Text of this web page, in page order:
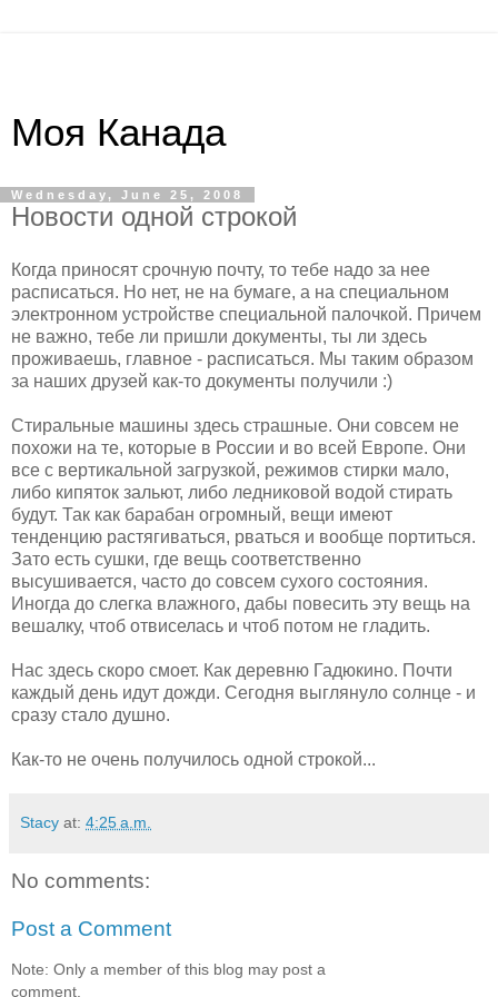
Моя Канада
Wednesday, June 25, 2008
Новости одной строкой
Когда приносят срочную почту, то тебе надо за нее
расписаться. Но нет, не на бумаге, а на специальном
электронном устройстве специальной палочкой. Причем
не важно, тебе ли пришли документы, ты ли здесь
проживаешь, главное - расписаться. Мы таким образом
за наших друзей как-то документы получили :)
Стиральные машины здесь страшные. Они совсем не
похожи на те, которые в России и во всей Европе. Они
все с вертикальной загрузкой, режимов стирки мало,
либо кипяток зальют, либо ледниковой водой стирать
будут. Так как барабан огромный, вещи имеют
тенденцию растягиваться, рваться и вообще портиться.
Зато есть сушки, где вещь соответственно
высушивается, часто до совсем сухого состояния.
Иногда до слегка влажного, дабы повесить эту вещь на
вешалку, чтоб отвиселась и чтоб потом не гладить.
Нас здесь скоро смоет. Как деревню Гадюкино. Почти
каждый день идут дожди. Сегодня выглянуло солнце - и
сразу стало душно.
Как-то не очень получилось одной строкой...
Stacy at: 4:25 a.m.
No comments:
Post a Comment
Note: Only a member of this blog may post a
comment.